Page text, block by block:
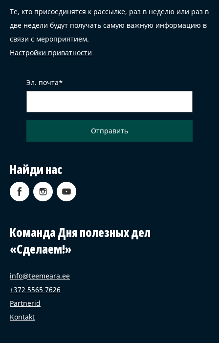
Те, кто присоединятся к рассылке, раз в неделю или раз в
две недели будут получать самую важную информацию в
связи с мероприятием.
Настройки приватности
Эл. почта
Найди нас
Команда Дня полезных дел
«Сделаем!»
info@teemeara.ee
+372 5565 7626
Partnerid
Kontakt